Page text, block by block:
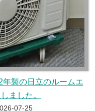
製の日立のルームエ
ました。
07-25